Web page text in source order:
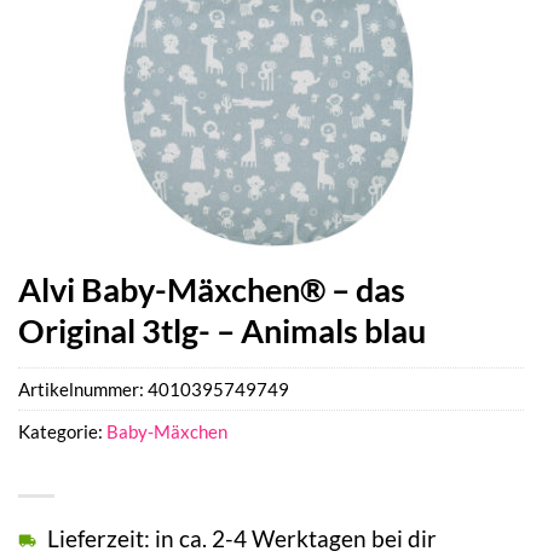
Alvi Baby-Mäxchen® – das
Original 3tlg- – Animals blau
Lieferzeit: in ca. 2-4 Werktagen bei dir
Artikelnummer: 4010395749749
Kategorie: Baby-Mäxchen